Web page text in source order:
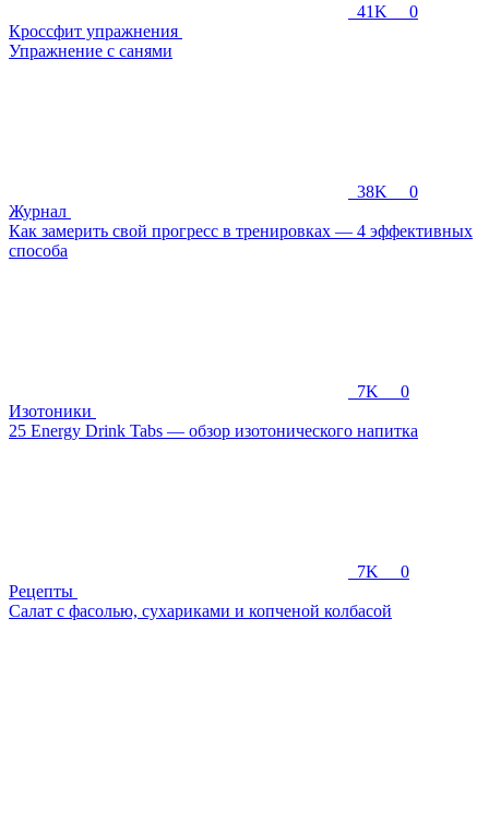
41K
0
Кроссфит упражнения
Упражнение с санями
38K
0
Журнал
Как замерить свой прогресс в тренировках — 4 эффективных
способа
7K
0
Изотоники
25 Energy Drink Tabs — обзор изотонического напитка
7K
0
Рецепты
Салат с фасолью, сухариками и копченой колбасой